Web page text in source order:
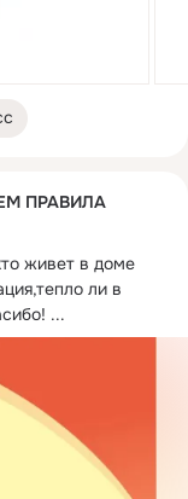
ПРАВИЛА
живет в доме
ли в
...